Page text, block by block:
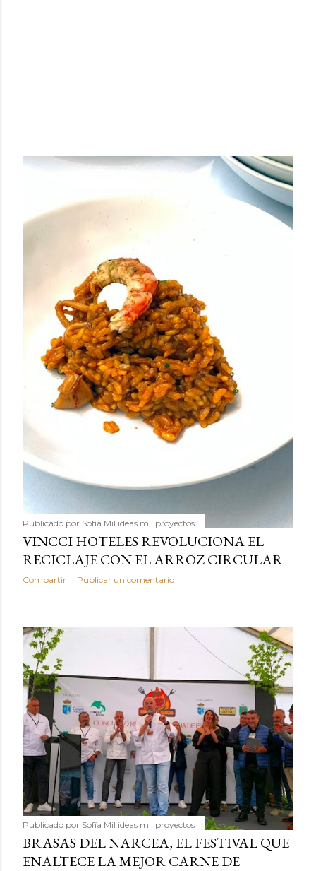
Publicado por Sofía Mil ideas mil proyectos
VINCCI HOTELES REVOLUCIONA EL
RECICLAJE CON EL ARROZ CIRCULAR
Compartir Publicar un comentario
Publicado por Sofía Mil ideas mil proyectos
BRASAS DEL NARCEA, EL FESTIVAL QUE
ENALTECE LA MEJOR CARNE DE